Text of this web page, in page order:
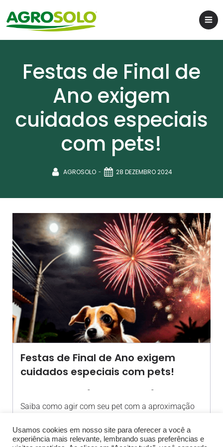
Festas de Final de
Ano exigem
cuidados especiais
com pets!
AGROSOLO - 28 DEZEMBRO 2024
Festas de Final de Ano exigem
cuidados especiais com pets!
- -
Saiba como agir com seu pet com a aproximação
Usamos cookies em nosso site para oferecer a você a
experiência mais relevante, lembrando suas preferências e